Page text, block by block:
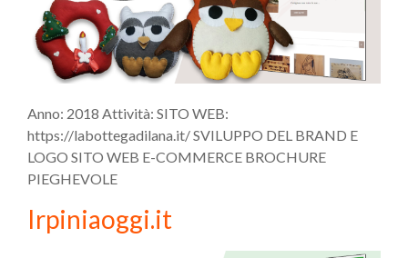
Anno: 2018 Attività: SITO WEB:
https://labottegadilana.it/ SVILUPPO DEL BRAND E
LOGO SITO WEB E-COMMERCE BROCHURE
PIEGHEVOLE
Irpiniaoggi.it